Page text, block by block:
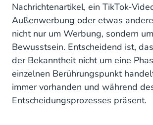
Nachrichtenartikel, ein TikTok-
Außenwerbung oder etwas
nicht nur um Werbung, sondern
Bewusstsein. Entscheidend ist,
der Bekanntheit nicht um eine
einzelnen Berührungspunkt
immer vorhanden und während
Entscheidungsprozesses präsent.